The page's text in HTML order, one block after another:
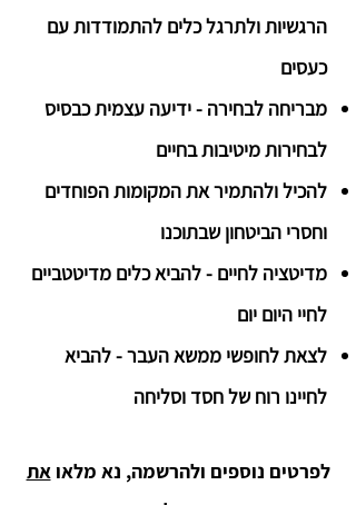
הרגשיות ולתרגל כלים להתמודדות עם
כעסים
מבריחה לבחירה - ידיעה עצמית כבסיס
לבחירות מיטיבות בחיים
להכיל ולהתמיר את המקומות הפוחדים
וחסרי הביטחון שבתוכנו
מדיטציה לחיים - להביא כלים מדיטטביים
לחיי היום יום
לצאת לחופשי ממשא העבר - להביא
לחיינו רוח של חסד וסליחה
לפרטים נוספים ולהרשמה, נא מלאואת